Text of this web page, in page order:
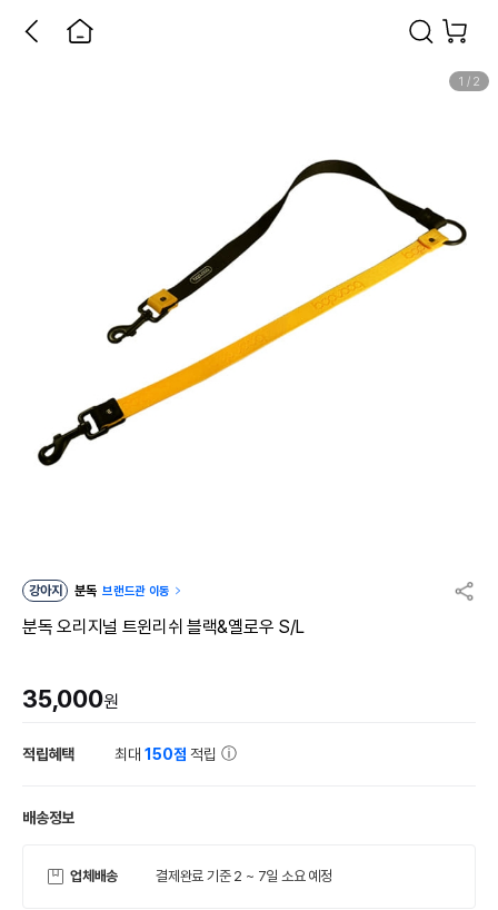
1 / 2
강아지 분독 브랜드관 이동
분독 오리지널 트윈리쉬 블랙&옐로우 S/L
35,000원
적립혜택 최대150점 적립
배송정보
업체배송 결제완료 기준 2 ~ 7일 소요 예정